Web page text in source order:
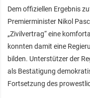
Dem offiziellen Ergebnis
Premierminister Nikol
„Zivilvertrag“ eine
konnten damit eine
bilden. Unterstützer der
als Bestätigung
Fortsetzung des